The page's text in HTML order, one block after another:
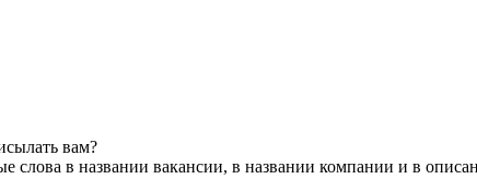
вам?
слова в названии вакансии, в названии компании и в